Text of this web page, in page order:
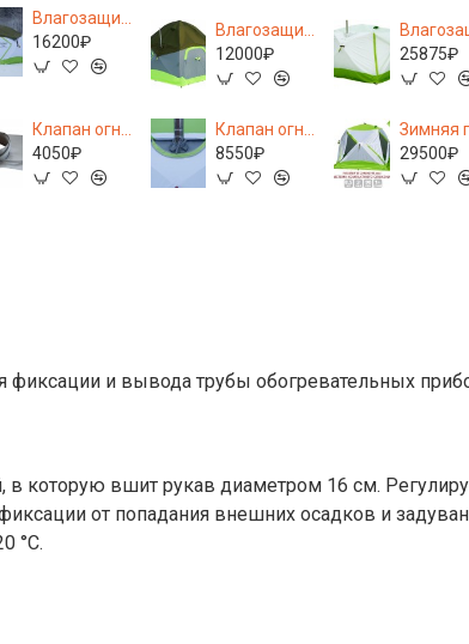
16200₽
12000₽
25875₽
4050₽
8550₽
29500₽
и вывода трубы обогревательных
в которую вшит рукав диаметром 16 см.
от попадания внешних осадков и
°С.